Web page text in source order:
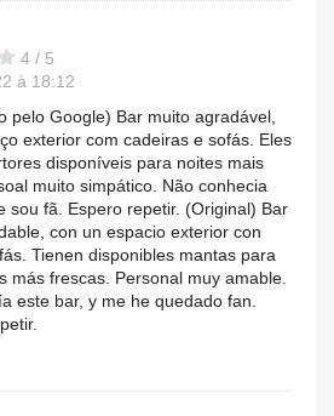
4 / 5
à 18:12
pelo Google) Bar muito agradável,
exterior com cadeiras e sofás. Eles
disponíveis para noites mais
muito simpático. Não conhecia
sou fã. Espero repetir. (Original) Bar
con un espacio exterior con
Tienen disponibles mantas para
más frescas. Personal muy amable.
este bar, y me he quedado fan.